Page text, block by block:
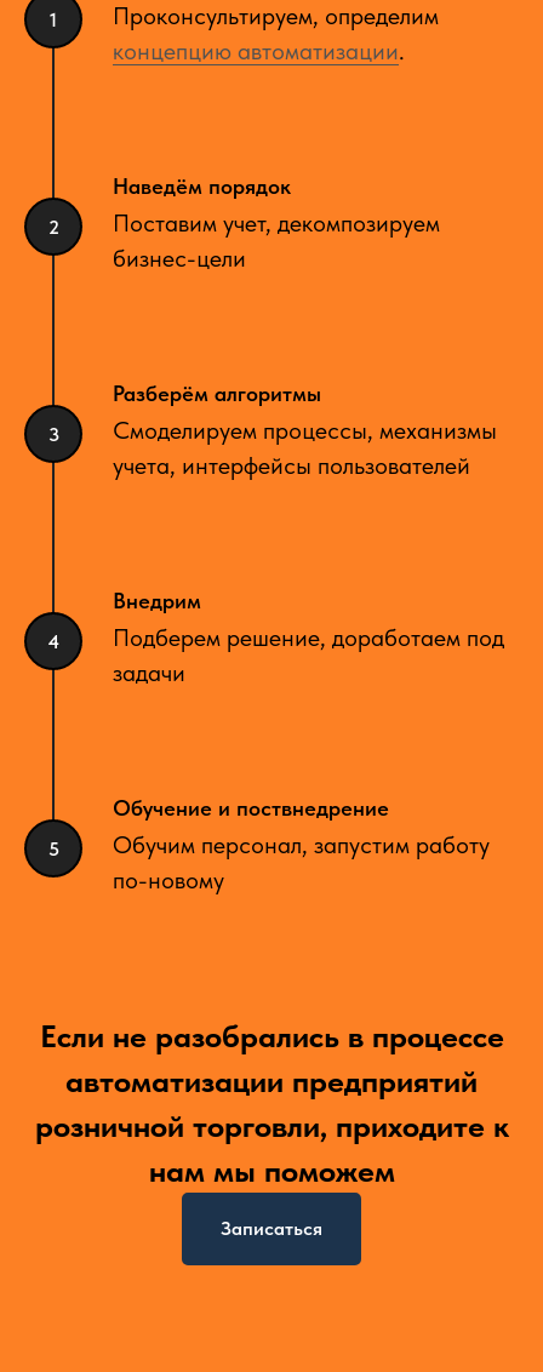
Проконсультируем, определим
концепцию автоматизации.
Наведём порядок
Поставим учет, декомпозируем
бизнес-цели
Разберём алгоритмы
Смоделируем процессы, механизмы
учета, интерфейсы пользователей
Внедрим
Подберем решение, доработаем под
задачи
Обучение и поствнедрение
Обучим персонал, запустим работу
по-новому
Если не разобрались в процессе
автоматизации предприятий
розничной торговли, приходите к
нам мы поможем
Записаться